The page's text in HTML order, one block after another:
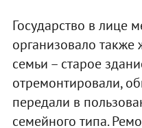
Государство в лице
организовало
семьи – старое
отремонтировали,
передали в
семейного типа.